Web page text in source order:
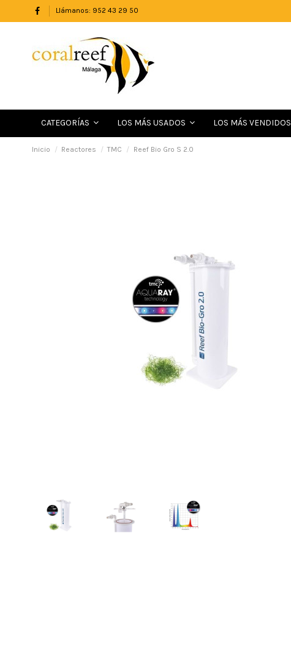
Llámanos: 952 43 29 50
CATEGORÍAS LOS MÁS USADOS LOS MÁS VENDIDOS
Inicio Reactores TMC Reef Bio Gro S 2.0